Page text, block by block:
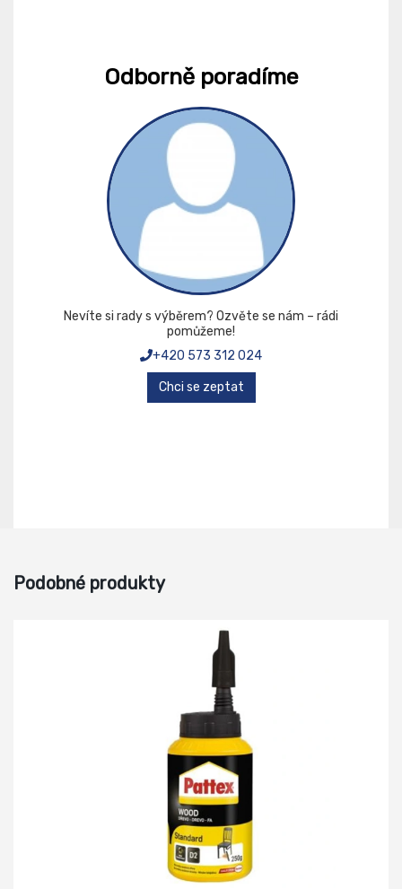
Odborně poradíme
Nevíte si rady s výběrem? Ozvěte se nám – rádi
pomůžeme!
+420 573 312 024
Chci se zeptat
Podobné produkty